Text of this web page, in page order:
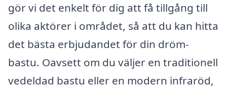
gör vi det enkelt för dig att få tillgång till
olika aktörer i området, så att du kan hitta
det bästa erbjudandet för din dröm-
bastu. Oavsett om du väljer en traditionell
vedeldad bastu eller en modern infraröd,